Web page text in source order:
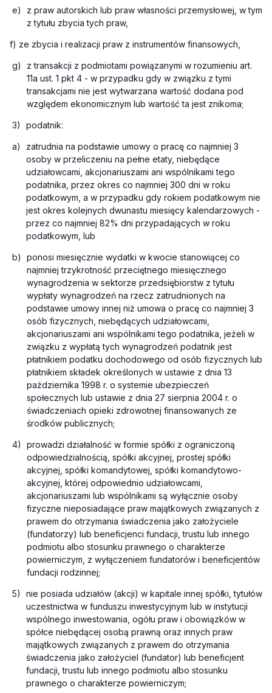
e)
z praw autorskich lub praw własności przemysłowej, w tym
z tytułu zbycia tych praw,
f) ze zbycia i realizacji praw z instrumentów finansowych,
g)
z transakcji z podmiotami powiązanymi w rozumieniu art.
11a ust. 1 pkt 4 - w przypadku gdy w związku z tymi
transakcjami nie jest wytwarzana wartość dodana pod
względem ekonomicznym lub wartość ta jest znikoma;
3) podatnik:
a)
zatrudnia na podstawie umowy o pracę co najmniej 3
osoby w przeliczeniu na pełne etaty, niebędące
udziałowcami, akcjonariuszami ani wspólnikami tego
podatnika, przez okres co najmniej 300 dni w roku
podatkowym, a w przypadku gdy rokiem podatkowym nie
jest okres kolejnych dwunastu miesięcy kalendarzowych -
przez co najmniej 82% dni przypadających w roku
podatkowym, lub
b)
ponosi miesięcznie wydatki w kwocie stanowiącej co
najmniej trzykrotność przeciętnego miesięcznego
wynagrodzenia w sektorze przedsiębiorstw z tytułu
wypłaty wynagrodzeń na rzecz zatrudnionych na
podstawie umowy innej niż umowa o pracę co najmniej 3
osób fizycznych, niebędących udziałowcami,
akcjonariuszami ani wspólnikami tego podatnika, jeżeli w
związku z wypłatą tych wynagrodzeń podatnik jest
płatnikiem podatku dochodowego od osób fizycznych lub
płatnikiem składek określonych w ustawie z dnia 13
października 1998 r. o systemie ubezpieczeń
społecznych lub ustawie z dnia 27 sierpnia 2004 r. o
świadczeniach opieki zdrowotnej finansowanych ze
środków publicznych;
4)
prowadzi działalność w formie spółki z ograniczoną
odpowiedzialnością, spółki akcyjnej, prostej spółki
akcyjnej, spółki komandytowej, spółki komandytowo-
akcyjnej, której odpowiednio udziałowcami,
akcjonariuszami lub wspólnikami są wyłącznie osoby
fizyczne nieposiadające praw majątkowych związanych z
prawem do otrzymania świadczenia jako założyciele
(fundatorzy) lub beneficjenci fundacji, trustu lub innego
podmiotu albo stosunku prawnego o charakterze
powierniczym, z wyłączeniem fundatorów i beneficjentów
fundacji rodzinnej;
5)
nie posiada udziałów (akcji) w kapitale innej spółki, tytułów
uczestnictwa w funduszu inwestycyjnym lub w instytucji
wspólnego inwestowania, ogółu praw i obowiązków w
spółce niebędącej osobą prawną oraz innych praw
majątkowych związanych z prawem do otrzymania
świadczenia jako założyciel (fundator) lub beneficjent
fundacji, trustu lub innego podmiotu albo stosunku
prawnego o charakterze powierniczym;